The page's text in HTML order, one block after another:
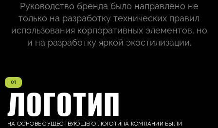
Руководство бренда было направлено не
только на разработку технических правил
использования корпоративных элементов, но
и на разработку яркой экостилизации.
ЛОГОТИП
НА ОСНОВЕ СУЩЕСТВУЮЩЕГО ЛОГОТИПА КОМПАНИИ БЫЛИ